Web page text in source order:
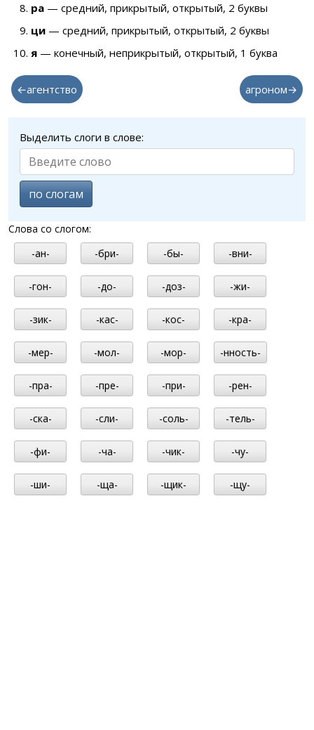
ра — средний, прикрытый, открытый, 2 буквы
ци — средний, прикрытый, открытый, 2 буквы
я — конечный, неприкрытый, открытый, 1 буква
←агентство агроном→
Выделить слоги в слове:
по слогам
Слова со слогом:
-ан-
-бри- -бы- -вни-
-гон- -до- -доз- -жи-
-зик- -кас- -кос- -кра-
-мер- -мол- -мор- -нность-
-пра- -пре- -при- -рен-
-ска- -сли- -соль- -тель-
-фи- -ча- -чик- -чу-
-ши- -ща- -щик- -щу-